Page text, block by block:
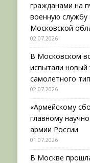
гражданами на
военную службу
Московской
02.07.2026
В Московском
испытали новый
самолетного
02.07.2026
«Армейскому
главному
армии России
01.07.2026
В Москве